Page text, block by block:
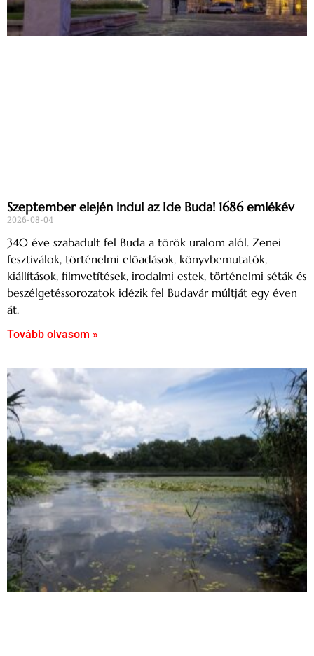
Szeptember elején indul az Ide Buda! 1686 emlékév
2026-08-04
340 éve szabadult fel Buda a török uralom alól. Zenei
fesztiválok, történelmi előadások, könyvbemutatók,
kiállítások, filmvetítések, irodalmi estek, történelmi séták és
beszélgetéssorozatok idézik fel Budavár múltját egy éven
át.
Tovább olvasom »